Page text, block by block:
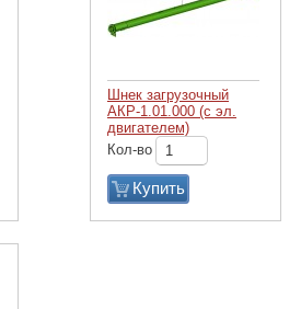
Шнек загрузочный
АКР-1.01.000 (с эл.
двигателем)
Кол-во
Купить